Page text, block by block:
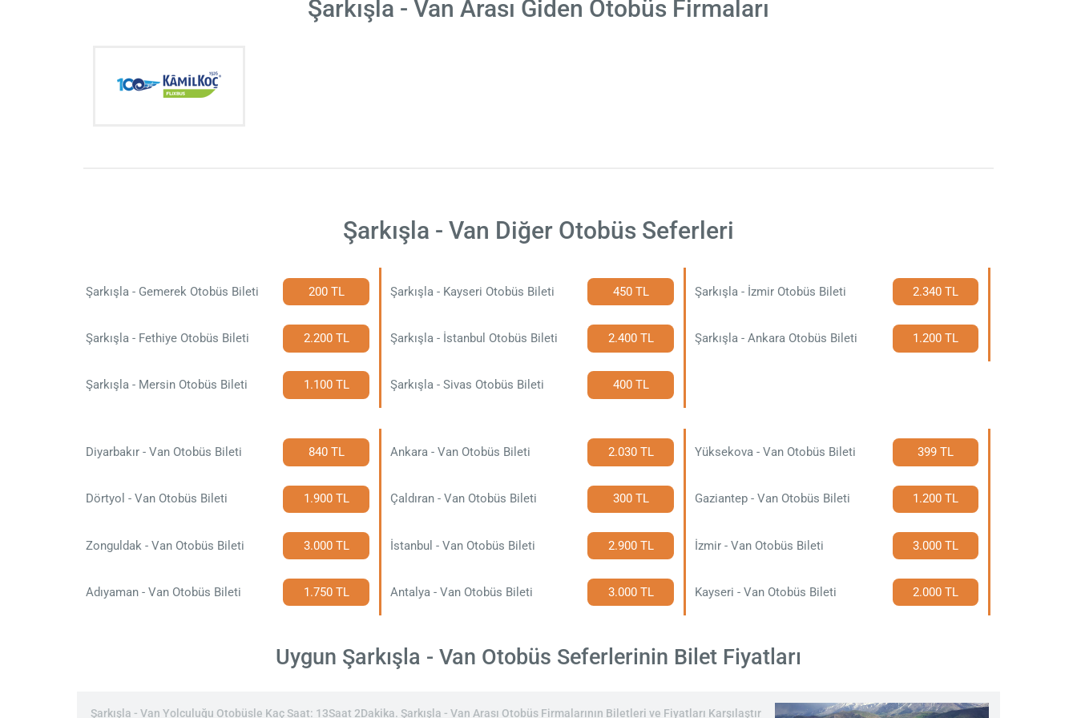
Şarkışla - Van Arası Giden Otobüs Firmaları
Şarkışla - Van Diğer Otobüs Seferleri
Şarkışla - Gemerek Otobüs Bileti 200 TL Şarkışla - Kayseri Otobüs Bileti 450 TL Şarkışla - İzmir Otobüs Bileti 2.340 TL
Şarkışla - Fethiye Otobüs Bileti 2.200 TL Şarkışla - İstanbul Otobüs Bileti 2.400 TL Şarkışla - Ankara Otobüs Bileti 1.200 TL
Şarkışla - Mersin Otobüs Bileti 1.100 TL Şarkışla - Sivas Otobüs Bileti 400 TL
Diyarbakır - Van Otobüs Bileti 840 TL Ankara - Van Otobüs Bileti 2.030 TL Yüksekova - Van Otobüs Bileti 399 TL
Dörtyol - Van Otobüs Bileti 1.900 TL Çaldıran - Van Otobüs Bileti 300 TL Gaziantep - Van Otobüs Bileti 1.200 TL
Zonguldak - Van Otobüs Bileti 3.000 TL İstanbul - Van Otobüs Bileti 2.900 TL İzmir - Van Otobüs Bileti 3.000 TL
Adıyaman - Van Otobüs Bileti 1.750 TL Antalya - Van Otobüs Bileti 3.000 TL Kayseri - Van Otobüs Bileti 2.000 TL
Uygun Şarkışla - Van Otobüs Seferlerinin Bilet Fiyatları
Şarkışla - Van Yolculuğu Otobüsle Kaç Saat: 13Saat 2Dakika. Şarkışla - Van Arası Otobüs Firmalarının Biletleri ve Fiyatları Karşılaştır